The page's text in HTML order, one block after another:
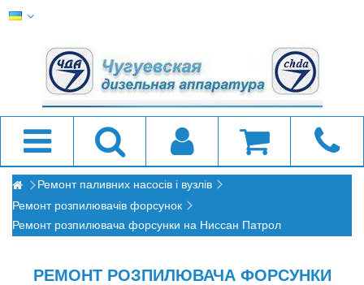
Ремонт паливних насосів і вузлів
Ремонт розпилювачів форсунок
Ремонт розпилювача форсунки на Ниссан Патрол
РЕМОНТ РОЗПИЛЮВАЧА ФОРСУНКИ